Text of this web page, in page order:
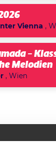
Vienna ,
–
Melodien
, Wien